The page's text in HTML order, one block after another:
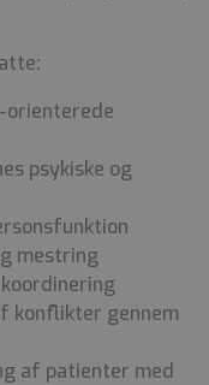
orienterede
psykiske og
mestring
konflikter gennem
af patienter med